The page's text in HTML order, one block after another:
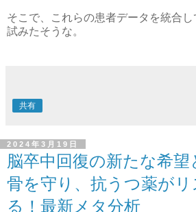
そこで、これらの患者データを統合
試みたそうな。
共有
2024年3月19日
脳卒中回復の新たな希
骨を守り、抗うつ薬が
る！最新メタ分析